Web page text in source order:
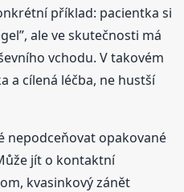
příklad: pacientka si
ale ve skutečnosti má
vchodu. V takovém
a cílená léčba, ne hustší
nepodceňovat opakované
jít o kontaktní
kvasinkový zánět